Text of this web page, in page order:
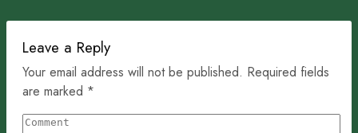
Leave a Reply
Your email address will not be published. Required fields
are marked *